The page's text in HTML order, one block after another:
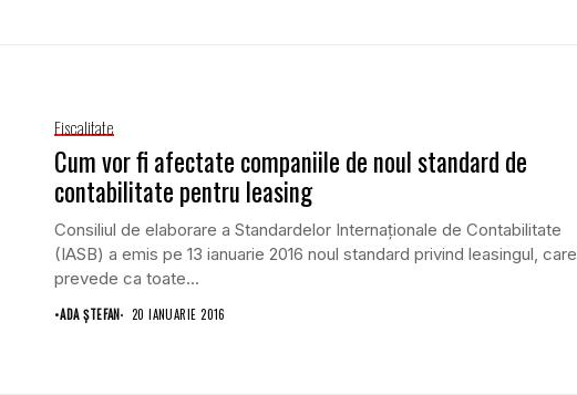
Fiscalitate
Cum vor fi afectate companiile de noul standard de
contabilitate pentru leasing
Consiliul de elaborare a Standardelor Internaţionale de Contabilitate
(IASB) a emis pe 13 ianuarie 2016 noul standard privind leasingul, care
prevede ca toate...
•ADA ȘTEFAN 20 IANUARIE 2016